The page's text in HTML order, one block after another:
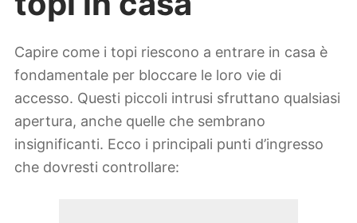
Capire come i topi riescono a entrare in casa è
fondamentale per bloccare le loro vie di
accesso. Questi piccoli intrusi sfruttano qualsiasi
apertura, anche quelle che sembrano
insignificanti. Ecco i principali punti d’ingresso
che dovresti controllare: